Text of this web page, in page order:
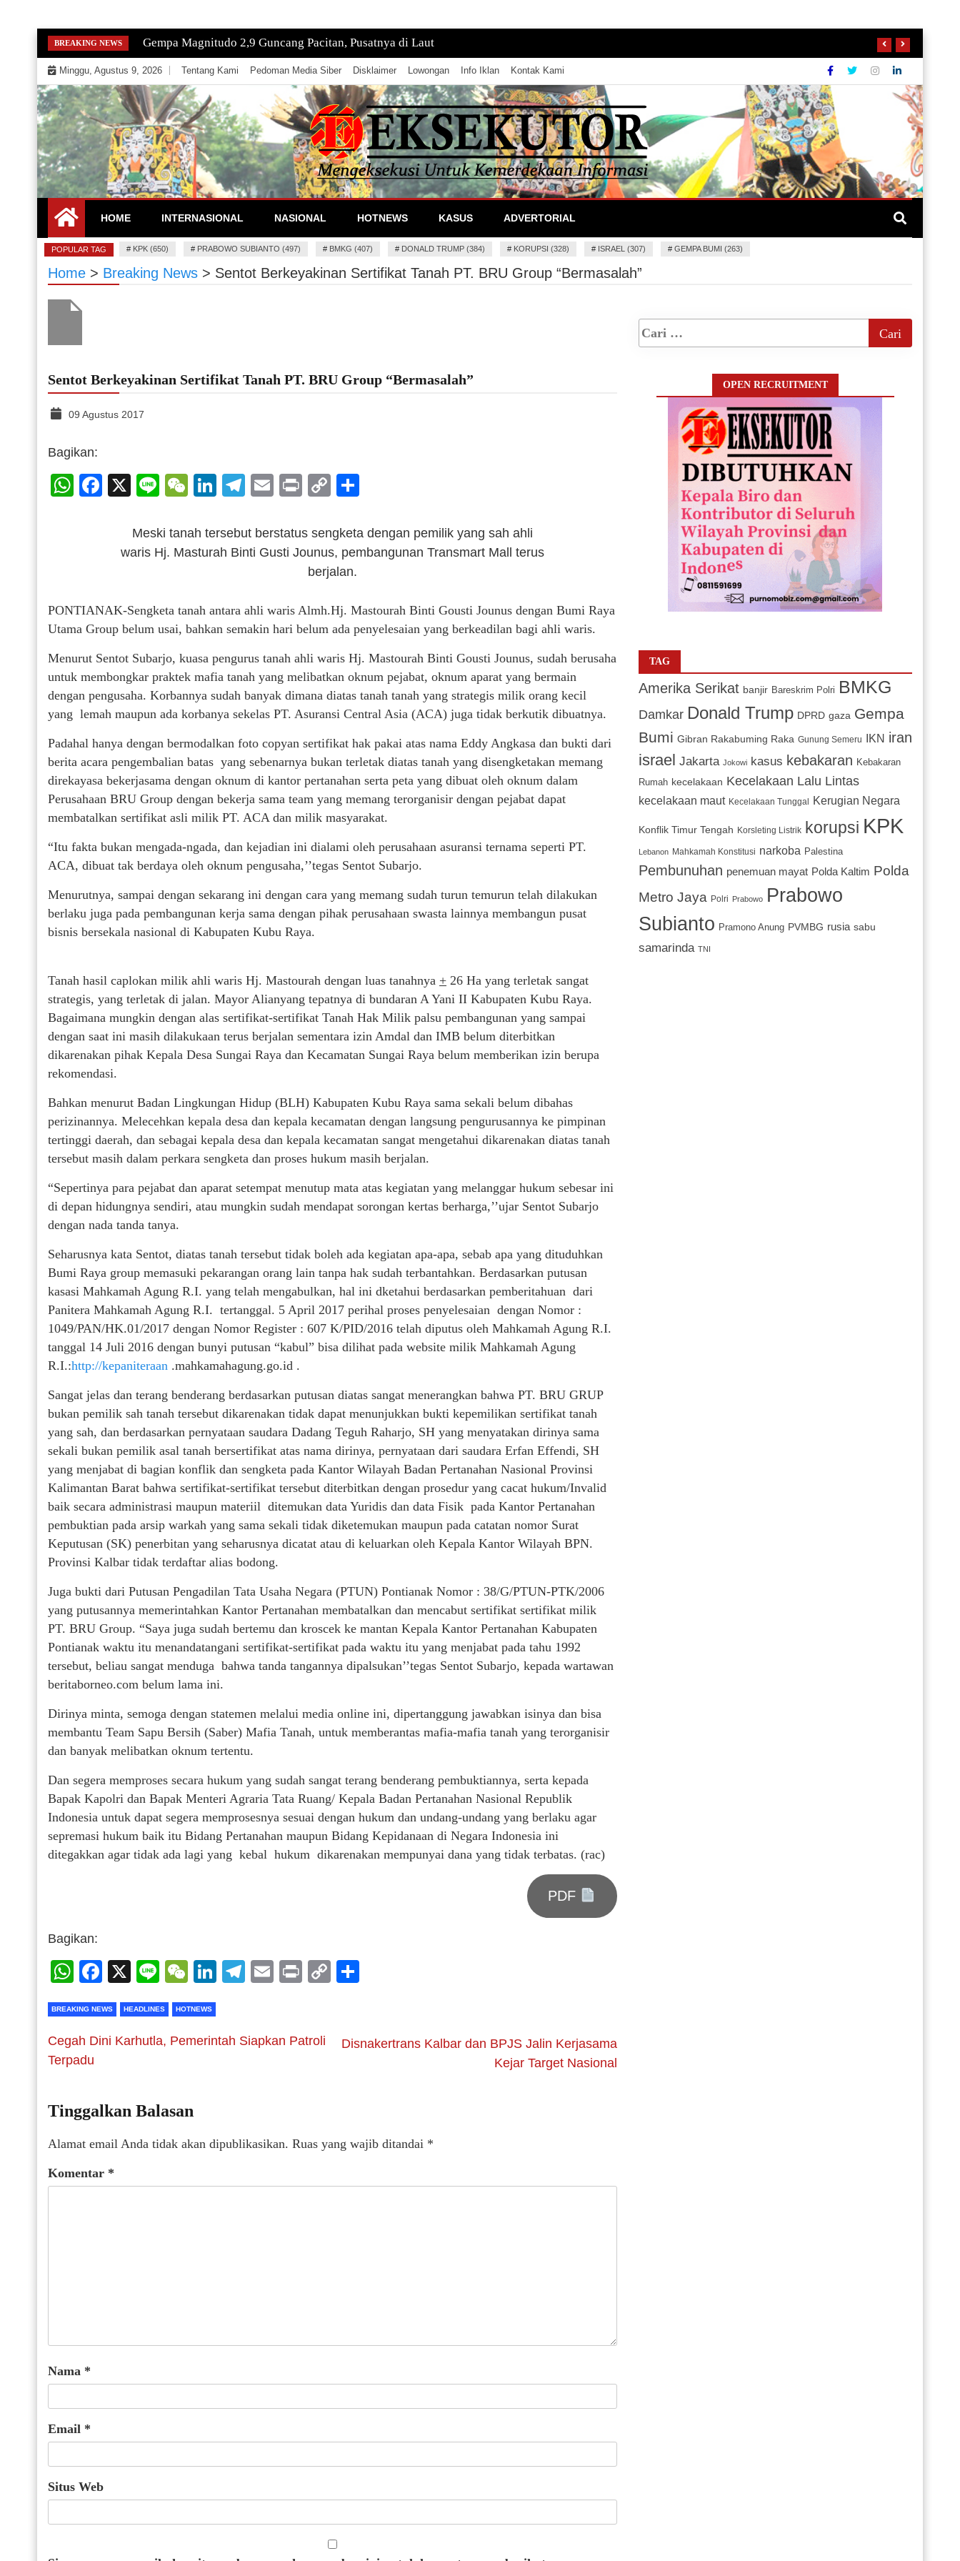
Skip
to
content
BREAKING NEWS Gempa Magnitudo 2,9 Guncang Pacitan, Pusatnya di Laut
Minggu, Agustus 9, 2026 Tentang Kami Pedoman Media Siber Disklaimer Lowongan Info Iklan Kontak Kami
EKSEKUTOR
Mengeksekusi Berita Untuk Kemerdekaan dan Keadilan Informasi
HOME INTERNASIONAL NASIONAL HOTNEWS KASUS ADVERTORIAL
POPULAR TAG # KPK (650) # PRABOWO SUBIANTO (497) # BMKG (407) # DONALD TRUMP (384) # KORUPSI (328) # ISRAEL (307) # GEMPA BUMI (263)
Home > Breaking News > Sentot Berkeyakinan Sertifikat Tanah PT. BRU Group “Bermasalah”
Sentot Berkeyakinan Sertifikat Tanah PT. BRU Group “Bermasalah”
09 Agustus 2017
Bagikan:
WhatsApp
Facebook
X LineWeChat
LinkedIn
Telegram
EmailPrintCopy
Meski tanah tersebut berstatus sengketa dengan pemilik yang sah ahli
waris Hj. Masturah Binti Gusti Jounus, pembangunan Transmart Mall terus
berjalan.
PONTIANAK-Sengketa tanah antara ahli waris Almh.Hj. Mastourah Binti Gousti Jounus dengan Bumi Raya
Utama Group belum usai, bahkan semakin hari belum ada penyelesaian yang berkeadilan bagi ahli waris.
Menurut Sentot Subarjo, kuasa pengurus tanah ahli waris Hj. Mastourah Binti Gousti Jounus, sudah berusaha
untuk membongkar praktek mafia tanah yang melibatkan oknum pejabat, oknum aparat yang bermain
dengan pengusaha. Korbannya sudah banyak dimana diatas tanah tanah yang strategis milik orang kecil
yang lemah maupun ada korbanya sekelas PT. Asuransi Central Asia (ACA) juga tidak berkutik dibuatnya.
Padahal hanya dengan bermodalkan foto copyan sertifikat hak pakai atas nama Eddy Angkasa dan bukti dari
berita acara pengembalian batas yang sebenarnya bukan terletak diatas tanah yang disengketakan memang
direkayasa bekerjasama dengan oknum di kantor pertanahan serta peta yang dibuat oleh oknum dalam
Perusahaan BRU Group dengan bekerja sama team yang memang terorganisir dengan pejabat dapat
membatalkan sertifikat asli milik PT. ACA dan milik masyarakat.
“Itu fakta bukan mengada-ngada, dan kejadian ini dialami oleh perusahaan asuransi ternama seperti PT.
ACA, dibuat tak berdaya oleh oknum pengusaha,’’tegas Sentot Subarjo.
Menurutnya, sampai dengan sekarang ini dengan cara yang memang sudah turun temurun telah dilakukan
berlaku juga pada pembangunan kerja sama dengan pihak perusahaan swasta lainnya membangun pusat
bisnis bersekala nasional di Kabupaten Kubu Raya.
Tanah hasil caplokan milik ahli waris Hj. Mastourah dengan luas tanahnya + 26 Ha yang terletak sangat
strategis, yang terletak di jalan. Mayor Alianyang tepatnya di bundaran A Yani II Kabupaten Kubu Raya.
Bagaimana mungkin dengan alas sertifikat-sertifikat Tanah Hak Milik palsu pembangunan yang sampai
dengan saat ini masih dilakukaan terus berjalan sementara izin Amdal dan IMB belum diterbitkan
dikarenakan pihak Kepala Desa Sungai Raya dan Kecamatan Sungai Raya belum memberikan izin berupa
rekomendasi.
Bahkan menurut Badan Lingkungan Hidup (BLH) Kabupaten Kubu Raya sama sekali belum dibahas
perizinannya. Melecehkan kepala desa dan kepala kecamatan dengan langsung pengurusannya ke pimpinan
tertinggi daerah, dan sebagai kepala desa dan kepala kecamatan sangat mengetahui dikarenakan diatas tanah
tersebut masih dalam perkara sengketa dan proses hukum masih berjalan.
“Sepertinya para pejabat dan aparat setempat menutup mata atas kegiatan yang melanggar hukum sebesar ini
di depan hidungnya sendiri, atau mungkin sudah mendapat sorongan kertas berharga,’’ujar Sentot Subarjo
dengan nada tanda tanya.
Seharusnya kata Sentot, diatas tanah tersebut tidak boleh ada kegiatan apa-apa, sebab apa yang dituduhkan
Bumi Raya group memasuki pekarangan orang lain tanpa hak sudah terbantahkan. Berdasarkan putusan
kasasi Mahkamah Agung R.I. yang telah mengabulkan, hal ini dketahui berdasarkan pemberitahuan dari
Panitera Mahkamah Agung R.I. tertanggal. 5 April 2017 perihal proses penyelesaian dengan Nomor :
1049/PAN/HK.01/2017 dengan Nomor Register : 607 K/PID/2016 telah diputus oleh Mahkamah Agung R.I.
tanggal 14 Juli 2016 dengan bunyi putusan “kabul” bisa dilihat pada website milik Mahkamah Agung
R.I.:http://kepaniteraan .mahkamahagung.go.id .
Sangat jelas dan terang benderang berdasarkan putusan diatas sangat menerangkan bahwa PT. BRU GRUP
bukan pemilik sah tanah tersebut dikarenakan tidak dapat menunjukkan bukti kepemilikan sertifikat tanah
yang sah, dan berdasarkan pernyataan saudara Dadang Teguh Raharjo, SH yang menyatakan dirinya sama
sekali bukan pemilik asal tanah bersertifikat atas nama dirinya, pernyataan dari saudara Erfan Effendi, SH
yang menjabat di bagian konflik dan sengketa pada Kantor Wilayah Badan Pertanahan Nasional Provinsi
Kalimantan Barat bahwa sertifikat-sertifikat tersebut diterbitkan dengan prosedur yang cacat hukum/Invalid
baik secara administrasi maupun materiil ditemukan data Yuridis dan data Fisik pada Kantor Pertanahan
pembuktian pada arsip warkah yang sama sekali tidak diketemukan maupun pada catatan nomor Surat
Keputusan (SK) penerbitan yang seharusnya dicatat atau di keluarkan oleh Kepala Kantor Wilayah BPN.
Provinsi Kalbar tidak terdaftar alias bodong.
Juga bukti dari Putusan Pengadilan Tata Usaha Negara (PTUN) Pontianak Nomor : 38/G/PTUN-PTK/2006
yang putusannya memerintahkan Kantor Pertanahan membatalkan dan mencabut sertifikat sertifikat milik
PT. BRU Group. “Saya juga sudah bertemu dan kroscek ke mantan Kepala Kantor Pertanahan Kabupaten
Pontianak waktu itu menandatangani sertifikat-sertifikat pada waktu itu yang menjabat pada tahu 1992
tersebut, beliau sangat menduga bahwa tanda tangannya dipalsukan’’tegas Sentot Subarjo, kepada wartawan
beritaborneo.com belum lama ini.
Dirinya minta, semoga dengan statemen melalui media online ini, dipertanggung jawabkan isinya dan bisa
membantu Team Sapu Bersih (Saber) Mafia Tanah, untuk memberantas mafia-mafia tanah yang terorganisir
dan banyak melibatkan oknum tertentu.
Dan segera memproses secara hukum yang sudah sangat terang benderang pembuktiannya, serta kepada
Bapak Kapolri dan Bapak Menteri Agraria Tata Ruang/ Kepala Badan Pertanahan Nasional Republik
Indonesia untuk dapat segera memprosesnya sesuai dengan hukum dan undang-undang yang berlaku agar
sepremasi hukum baik itu Bidang Pertanahan maupun Bidang Kepidanaan di Negara Indonesia ini
ditegakkan agar tidak ada lagi yang kebal hukum dikarenakan mempunyai dana yang tidak terbatas. (rac)
PDF
Bagikan:
WhatsApp
Facebook
X LineWeChat
LinkedIn
Telegram
Email
PrintCopy
BREAKING NEWS HEADLINES HOTNEWS
Cegah Dini Karhutla, Pemerintah Siapkan Patroli
Terpadu
Disnakertrans Kalbar dan BPJS Jalin Kerjasama
Kejar Target Nasional
Tinggalkan Balasan
Alamat email Anda tidak akan dipublikasikan. Ruas yang wajib ditandai *
Komentar *
Nama *
Email *
Situs Web
OPEN RECRUITMENT
TAG
Amerika Serikat banjir Bareskrim Polri BMKG
Damkar Donald Trump DPRD gaza Gempa
Bumi Gibran Rakabuming Raka Gunung Semeru IKN iran
israel Jakarta Jokowi kasus kebakaran Kebakaran
Rumah kecelakaan Kecelakaan Lalu Lintas
kecelakaan maut Kecelakaan Tunggal Kerugian Negara
Konflik Timur Tengah Korsleting Listrik korupsi KPK
Lebanon Mahkamah Konstitusi narkoba Palestina
Pembunuhan penemuan mayat Polda Kaltim Polda
Metro Jaya
Polri Prabowo
Prabowo
Subianto Pramono Anung PVMBG rusia sabu
samarinda TNI